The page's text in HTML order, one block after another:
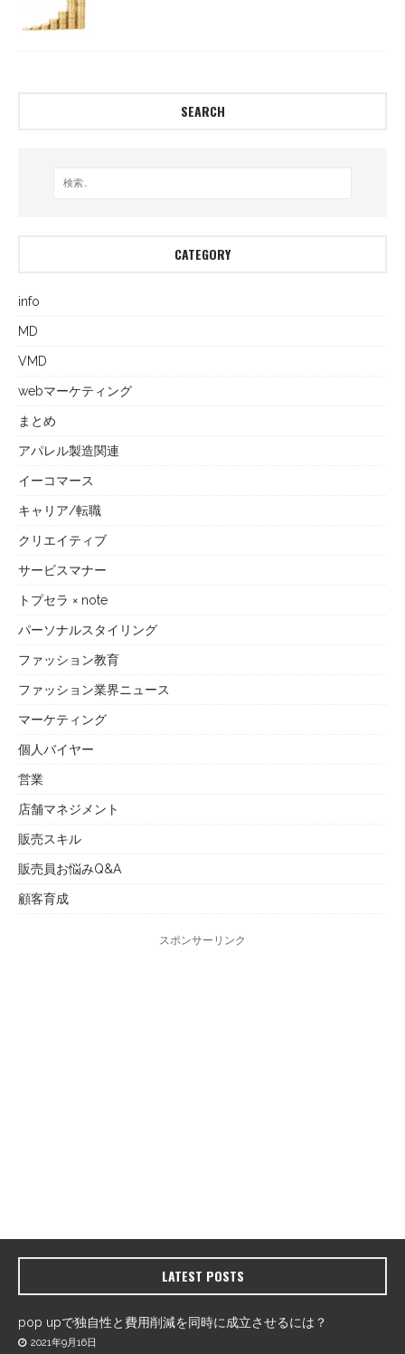
SEARCH
CATEGORY
info
MD
VMD
webマーケティング
まとめ
アパレル製造関連
イーコマース
キャリア/転職
クリエイティブ
サービスマナー
トプセラ × note
パーソナルスタイリング
ファッション教育
ファッション業界ニュース
マーケティング
個人バイヤー
営業
店舗マネジメント
販売スキル
販売員お悩みQ&A
顧客育成
スポンサーリンク
LATEST POSTS
pop upで独自性と費用削減を同時に成立させるには？
2021年9月16日